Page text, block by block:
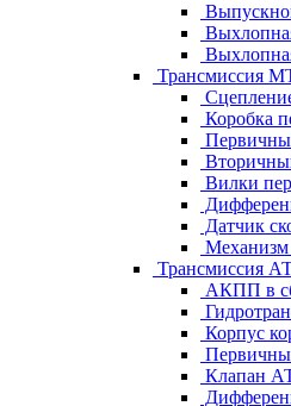
Трансмиссия
Коробка
Вилки
Датчик
Механизм
Трансмиссия
АКПП в
Корпус
Клапан